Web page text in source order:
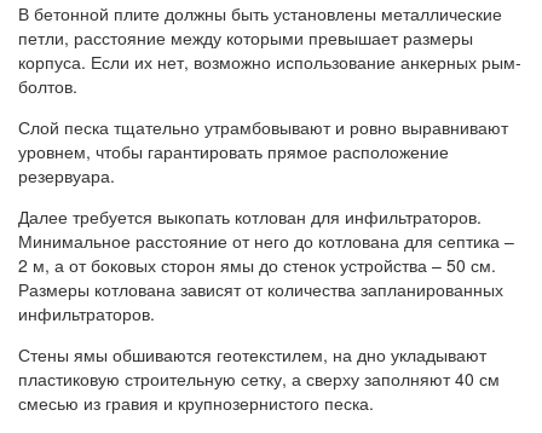
В бетонной плите должны быть установлены металлические
петли, расстояние между которыми превышает размеры
корпуса. Если их нет, возможно использование анкерных рым-
болтов.
Слой песка тщательно утрамбовывают и ровно выравнивают
уровнем, чтобы гарантировать прямое расположение
резервуара.
Далее требуется выкопать котлован для инфильтраторов.
Минимальное расстояние от него до котлована для септика –
2 м, а от боковых сторон ямы до стенок устройства – 50 см.
Размеры котлована зависят от количества запланированных
инфильтраторов.
Стены ямы обшиваются геотекстилем, на дно укладывают
пластиковую строительную сетку, а сверху заполняют 40 см
смесью из гравия и крупнозернистого песка.